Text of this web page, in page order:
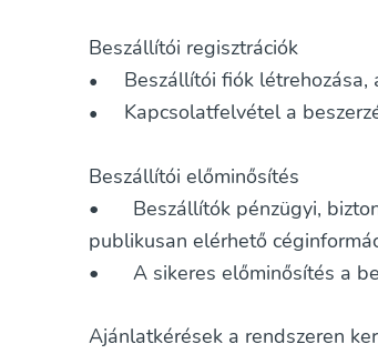
Beszállítói regisztrációk
• Beszállítói fiók
• Kapcsolatfelvétel a
Beszállítói előminősítés
•
Beszállítók pénzügyi,
publikusan elérhető
•
A sikeres előminősítés a
Ajánlatkérések a rendszeren